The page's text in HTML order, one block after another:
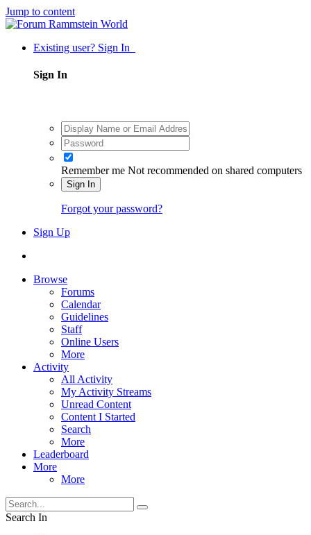
Jump to content
Existing user? Sign In
Sign In
Remember me Not recommended on shared computers
Sign In
Forgot your password?
Sign Up
Browse
Forums
Calendar
Guidelines
Staff
Online Users
More
Activity
All Activity
My Activity Streams
Unread Content
Content I Started
Search
More
Leaderboard
More
More
Search In